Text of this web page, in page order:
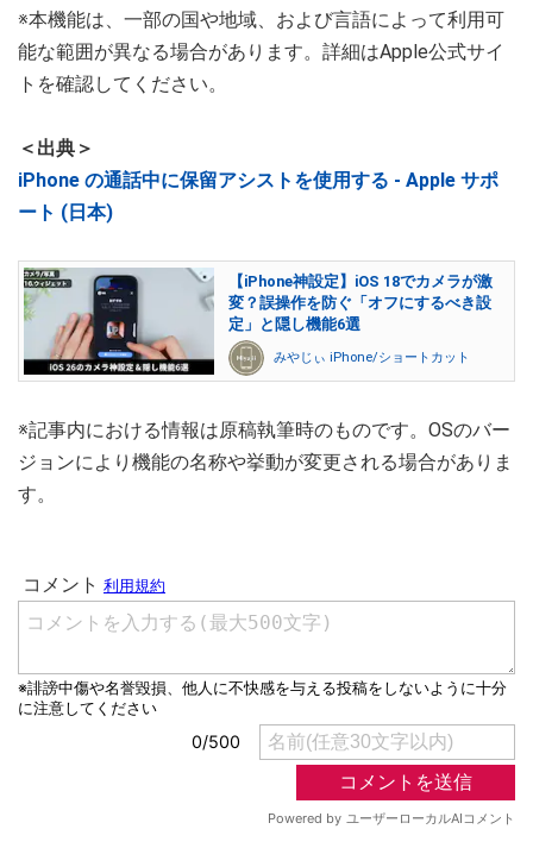
※本機能は、一部の国や地域、および言語によって利用可
能な範囲が異なる場合があります。詳細はApple公式サイ
トを確認してください。
＜出典＞
iPhone の通話中に保留アシストを使用する - Apple サポ
ート (日本)
【iPhone神設定】iOS 18でカメラが激
変？誤操作を防ぐ「オフにするべき設
定」と隠し機能6選
みやじぃ iPhone/ショートカット
※記事内における情報は原稿執筆時のものです。OSのバー
ジョンにより機能の名称や挙動が変更される場合がありま
す。